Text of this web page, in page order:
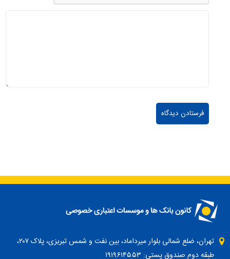
تهران، ضلع شمالی بلوار میرداماد، بین نفت و شمس تبریزی، پلاک ۲۰۷،
طبقه دوم صندوق پستی: ۱۹۱۹۶۱۴۵۵۳